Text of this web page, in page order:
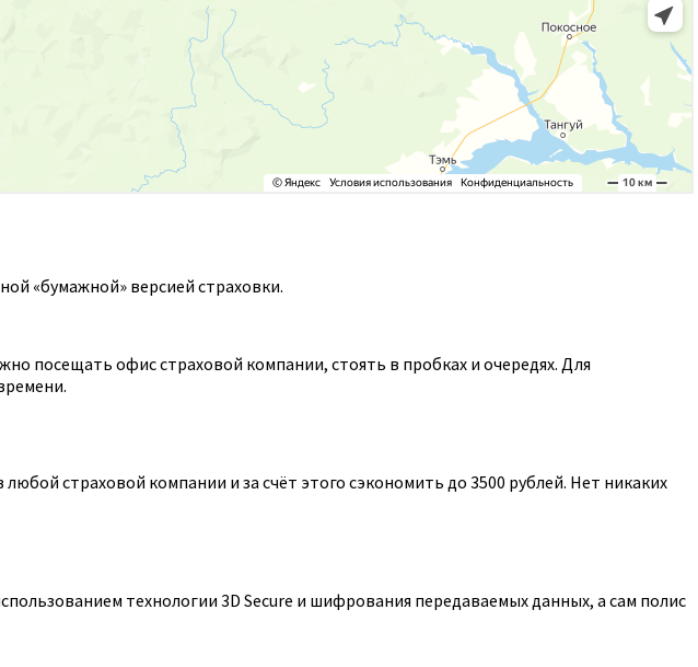
«бумажной» версией страховки.
посещать офис страховой компании, стоять в пробках и очередях. Для
страховой компании и за счёт этого сэкономить до 3500 рублей. Нет никаких
технологии 3D Secure и шифрования передаваемых данных, а сам полис